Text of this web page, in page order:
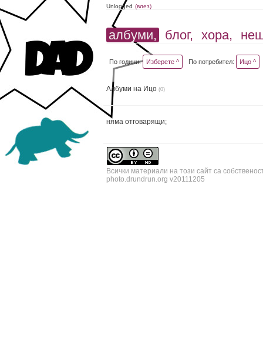
Unlogged (влез)
албуми, блог, хора,
По години: Изберете ^ По потребител: Ицо ^
Албуми на Ицо(0)
няма отговарящи;
Всички материали на този сайт са
photo.drundrun.org v20111205